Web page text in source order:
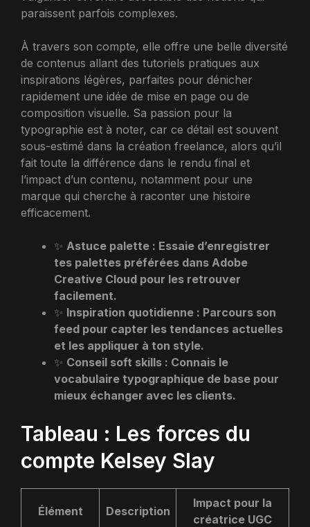
paraissent parfois complexes.
À travers son compte, elle offre une belle diversité
de contenus allant des tutoriels pratiques aux
inspirations légères, parfaites pour dénicher
rapidement une idée de mise en page ou de
composition visuelle. Sa passion pour la
typographie est à noter, car ce détail est souvent
sous-estimé dans la création freelance, alors qu’il
fait toute la différence dans le rendu final et
l’impact d’un contenu, notamment pour une
marque qui cherche à raconter une histoire
efficacement.
✨ Astuce palette : Essaie d’enregistrer
tes palettes préférées dans Adobe
Creative Cloud pour les retrouver
facilement.
✨ Inspiration quotidienne : Parcours son
feed pour capter les tendances actuelles
et les appliquer à ton style.
✨ Conseil soft skills : Connais le
vocabulaire typographique de base pour
mieux échanger avec les clients.
Tableau : Les forces du
compte Kelsey Slay
Élément Description
Impact pour la
créatrice UGC